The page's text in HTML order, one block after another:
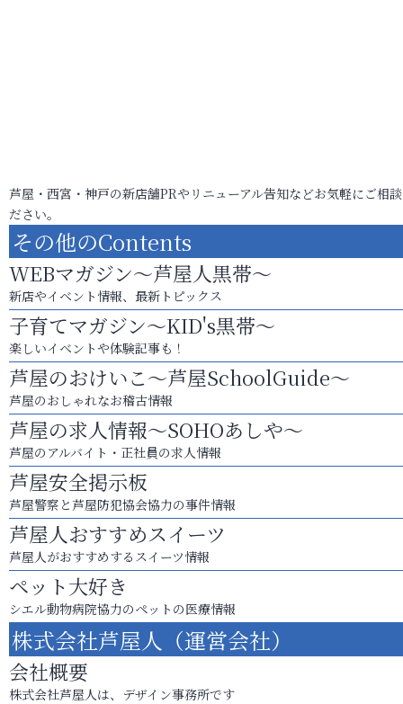
芦屋・西宮・神戸の新店舗PRやリニューアル告知などお気軽にご相
ださい。
その他のContents
WEBマガジン～芦屋人黒帯～
新店やイベント情報、最新トピックス
子育てマガジン～KID's黒帯～
楽しいイベントや体験記事も！
芦屋のおけいこ～芦屋SchoolGuide～
芦屋のおしゃれなお稽古情報
芦屋の求人情報～SOHOあしや～
芦屋のアルバイト・正社員の求人情報
芦屋安全掲示板
芦屋警察と芦屋防犯協会協力の事件情報
芦屋人おすすめスイーツ
芦屋人がおすすめするスイーツ情報
ペット大好き
シエル動物病院協力のペットの医療情報
株式会社芦屋人（運営会社）
会社概要
株式会社芦屋人は、デザイン事務所です